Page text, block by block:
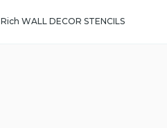
Rich WALL DECOR STENCILS